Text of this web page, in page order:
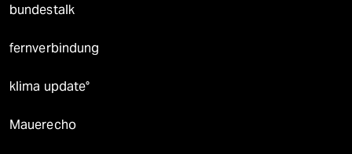
bundestalk
fernverbindung
klima update°
Mauerecho